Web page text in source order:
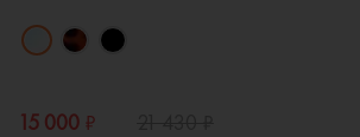
15 000 ₽